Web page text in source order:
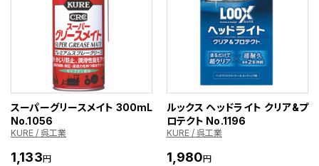
スーパーグリースメイト 300mL
No.1056
KURE / 呉工業
1,133円
ルックス ヘッドライト クリア&プ
ロテクト No.1196
KURE / 呉工業
1,980円